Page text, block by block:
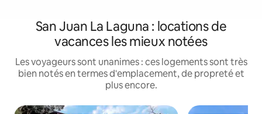
San Juan La Laguna : locations de
vacances les mieux notées
Les voyageurs sont unanimes : ces logements sont très
bien notés en termes d'emplacement, de propreté et
plus encore.